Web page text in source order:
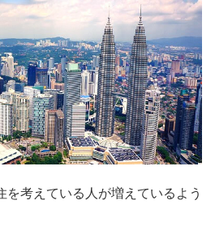
を考えている人が増えているよう